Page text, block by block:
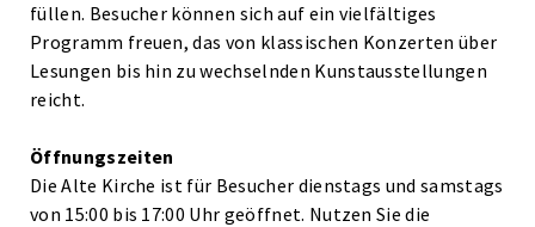
füllen. Besucher können sich auf ein vielfältiges
Programm freuen, das von klassischen Konzerten über
Lesungen bis hin zu wechselnden Kunstausstellungen
reicht.
Öffnungszeiten
Die Alte Kirche ist für Besucher dienstags und samstags
von 15:00 bis 17:00 Uhr geöffnet. Nutzen Sie die